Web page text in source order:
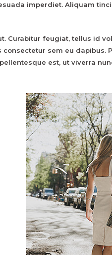
imperdiet. Aliquam
Curabitur feugiat, tellus id
sem eu dapibus.
est, ut viverra